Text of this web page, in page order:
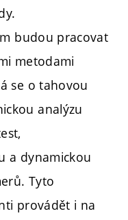
budou pracovat
metodami
se o tahovou
analýzu
a dynamickou
Tyto
provádět i na